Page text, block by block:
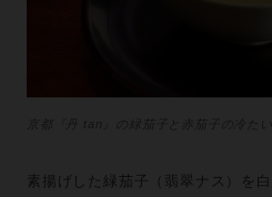
素揚げした緑茄子（翡翠ナス）を